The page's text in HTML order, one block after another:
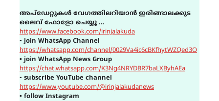
അപ്ഡേറ്റുകൾ വേഗത്തിലറിയാൻ ഇരിങ്ങാലക്കുട
ലൈവ് ഫോളോ ചെയ്യൂ …
https://www.facebook.com/irinjalakuda
▪ join WhatsApp Channel
https://whatsapp.com/channel/0029Va4ic6cBKfhytWZQed3O
▪ join WhatsApp News Group
https://chat.whatsapp.com/K3Ng4NRYDBR7baLXByhAEa
▪ subscribe YouTube channel
https://www.youtube.com/@irinjalakudanews
▪ follow Instagram